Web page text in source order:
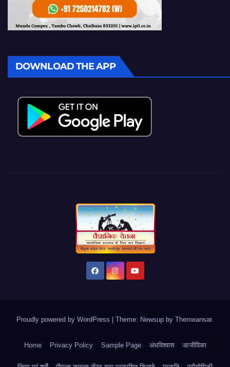
DOWNLOAD THE APP
Proudly powered by WordPress Theme: Newsup by Themeansar.
Home Privacy Policy Sample Page अंधविश्वास आजीविका